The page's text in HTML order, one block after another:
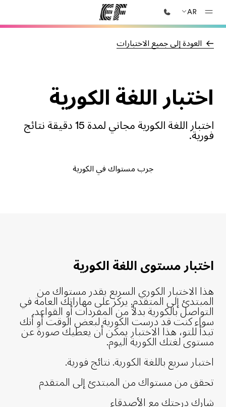
AR
الصفحة الرئيسية
شاهد كل ما نقوم به
مكاتب
أعثر على مكتب قريب منك
نبذة عنا
العودة إلى جميع الاختبارات
اختبار اللغة الكورية
اختبار اللغة الكورية مجاني لمدة 15 دقيقة نتائج
فورية.
جرب مستواك في الكورية
اختبار مستوى اللغة الكورية
هذا الاختبار الكوري السريع يقدر مستواك من
المبتدئ إلى المتقدم. يركز على مهاراتك العامة في
التواصل بالكورية بدلاً من المفردات أو القواعد.
سواء كنت قد درست الكورية لبعض الوقت أو أنك
تبدأ للتو، هذا الاختبار يمكن أن يعطيك صورة عن
مستوى لغتك الكورية اليوم.
اختبار سريع باللغة الكورية. نتائج فورية.
تحقق من مستواك من المبتدئ إلى المتقدم
شارك درجتك مع الأصدقاء